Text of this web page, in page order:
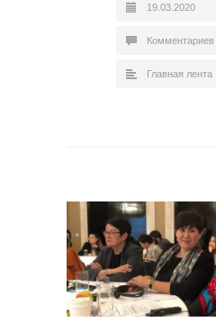
19.03.2020
Комментариев
Главная лента